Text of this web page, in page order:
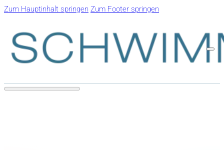
Zum Hauptinhalt springen Zum Footer springen